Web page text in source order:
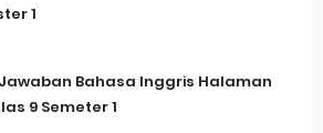
1
Bahasa Inggris Halaman
9 Semeter 1